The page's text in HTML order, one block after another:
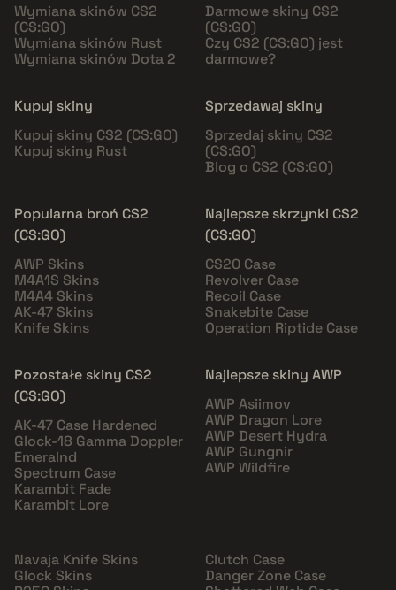
Wymiana skinów CS2
(CS:GO)
Wymiana skinów Rust
Wymiana skinów Dota 2
Darmowe skiny CS2
(CS:GO)
Czy CS2 (CS:GO) jest
darmowe?
Kupuj skiny
Kupuj skiny CS2 (CS:GO)
Kupuj skiny Rust
Sprzedawaj skiny
Sprzedaj skiny CS2
(CS:GO)
Blog o CS2 (CS:GO)
Popularna broń CS2
(CS:GO)
AWP Skins
M4A1S Skins
M4A4 Skins
AK-47 Skins
Knife Skins
Najlepsze skrzynki CS2
(CS:GO)
CS20 Case
Revolver Case
Recoil Case
Snakebite Case
Operation Riptide Case
Pozostałe skiny CS2
(CS:GO)
AK-47 Case Hardened
Glock-18 Gamma Doppler
Emeralnd
Spectrum Case
Karambit Fade
Karambit Lore
Najlepsze skiny AWP
AWP Asiimov
AWP Dragon Lore
AWP Desert Hydra
AWP Gungnir
AWP Wildfire
Navaja Knife Skins
Glock Skins
Clutch Case
Danger Zone Case